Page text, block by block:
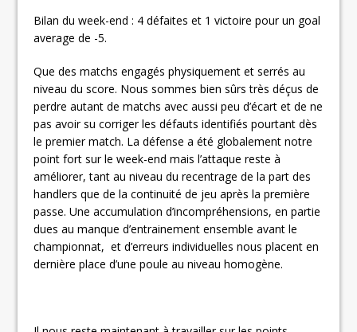
Bilan du week-end : 4 défaites et 1 victoire pour un goal
average de -5.
Que des matchs engagés physiquement et serrés au
niveau du score. Nous sommes bien sûrs très déçus de
perdre autant de matchs avec aussi peu d’écart et de ne
pas avoir su corriger les défauts identifiés pourtant dès
le premier match. La défense a été globalement notre
point fort sur le week-end mais l’attaque reste à
améliorer, tant au niveau du recentrage de la part des
handlers que de la continuité de jeu après la première
passe. Une accumulation d’incompréhensions, en partie
dues au manque d’entrainement ensemble avant le
championnat, et d’erreurs individuelles nous placent en
dernière place d’une poule au niveau homogène.